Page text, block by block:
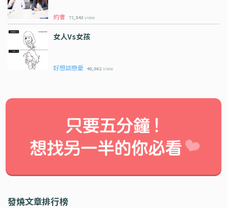
約會 77,543 view
女人vs女孩
好想談戀愛 40,062 view
發燒文章排行榜